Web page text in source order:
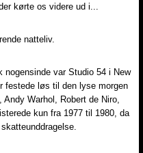
kørte os videre ud i...
natteliv.
nogensinde var Studio 54 i New
festede løs til den lyse morgen
Warhol, Robert de Niro,
kun fra 1977 til 1980, da